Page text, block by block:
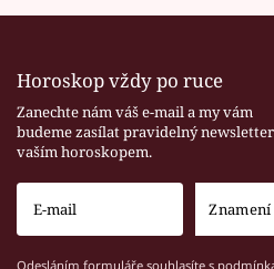
Horoskop vždy po ruce
Zanechte nám váš e-mail a my vám
budeme zasílat pravidelný
vaším horoskopem.
Odesláním formuláře souhlasíte s